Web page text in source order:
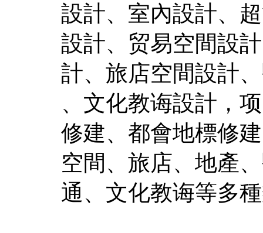
設計、室內設計、
設計、贸易空間設
計、旅店空間設計
、文化教诲設計，
修建、都會地標修
空間、旅店、地產
通、文化教诲等多